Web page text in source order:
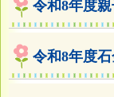
令和8年度
令和8年度